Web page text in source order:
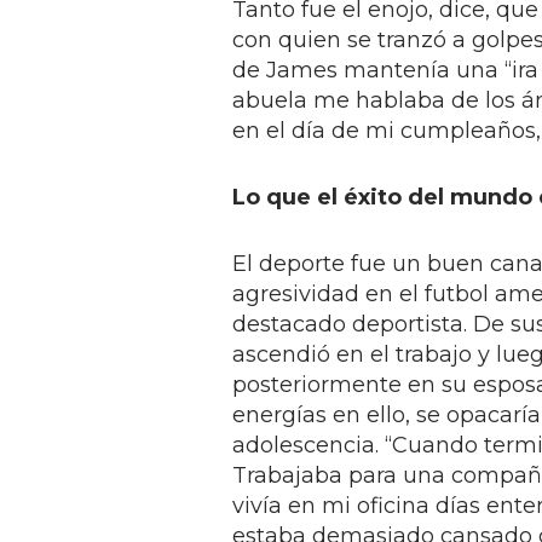
Tanto fue el enojo, dice,
con quien se tranzó a
de James mantenía una
abuela me hablaba de los
en el día de mi
Lo que el éxito del mundo
El deporte fue un buen
agresividad en el futbol
destacado deportista. De
ascendió en el trabajo y
posteriormente en su
energías en ello, se
adolescencia. “Cuando
Trabajaba para una
vivía en mi oficina días
estaba demasiado